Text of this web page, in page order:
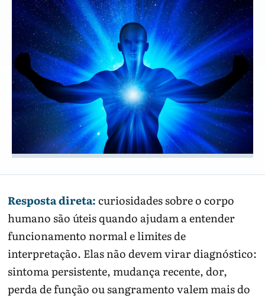
Resposta direta:curiosidades sobre o corpo
humano são úteis quando ajudam a entender
funcionamento normal e limites de
interpretação. Elas não devem virar diagnóstico:
sintoma persistente, mudança recente, dor,
perda de função ou sangramento valem mais do